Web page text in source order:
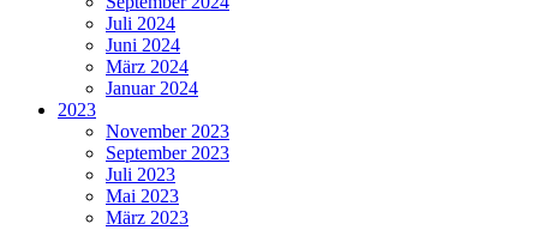
Juli 2024
Juni 2024
März 2024
Januar 2024
2023
November 2023
September 2023
Juli 2023
Mai 2023
März 2023